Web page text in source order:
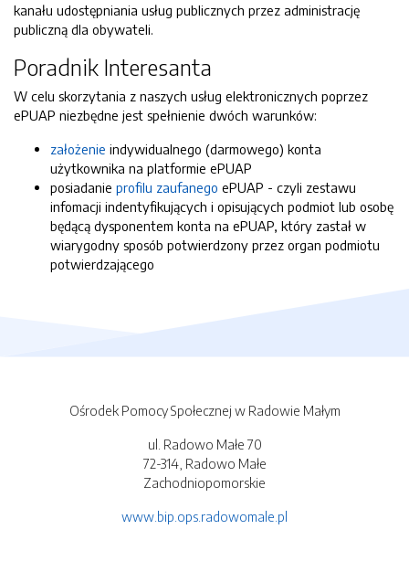
kanału udostępniania usług publicznych przez administrację
publiczną dla obywateli.
Poradnik Interesanta
W celu skorzytania z naszych usług elektronicznych poprzez
ePUAP niezbędne jest spełnienie dwóch warunków:
założenie indywidualnego (darmowego) konta
użytkownika na platformie ePUAP
posiadanie profilu zaufanego ePUAP - czyli zestawu
infomacji indentyfikujących i opisujących podmiot lub osobę
będącą dysponentem konta na ePUAP, który zastał w
wiarygodny sposób potwierdzony przez organ podmiotu
potwierdzającego
Ośrodek Pomocy Społecznej w Radowie Małym
ul. Radowo Małe 70
72-314, Radowo Małe
Zachodniopomorskie
www.bip.ops.radowomale.pl